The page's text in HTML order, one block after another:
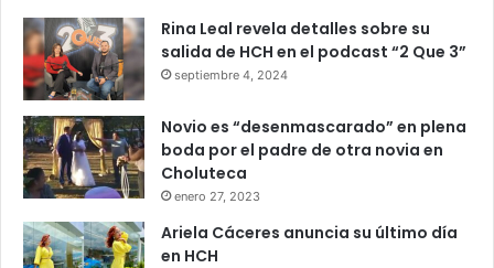
Rina Leal revela detalles sobre su
salida de HCH en el podcast “2 Que 3”
septiembre 4, 2024
Novio es “desenmascarado” en plena
boda por el padre de otra novia en
Choluteca
enero 27, 2023
Ariela Cáceres anuncia su último día
en HCH